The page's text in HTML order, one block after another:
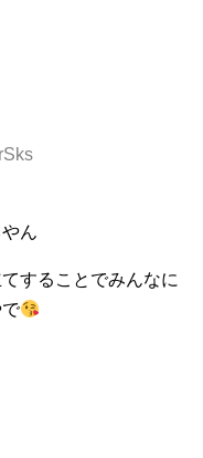
ん
することでみんなに